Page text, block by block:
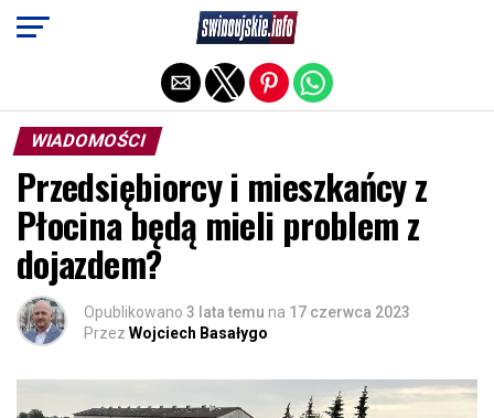
WIADOMOŚCI
Przedsiębiorcy i mieszkańcy z
Płocina będą mieli problem z
dojazdem?
Opublikowano 3 lata temu na 17 czerwca 2023
Przez Wojciech Basałygo
Exit mobile version